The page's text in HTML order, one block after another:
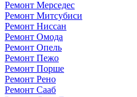
Ремонт Мерседес
Ремонт Митсубиси
Ремонт Ниссан
Ремонт Омода
Ремонт Опель
Ремонт Пежо
Ремонт Порше
Ремонт Рено
Ремонт Сааб